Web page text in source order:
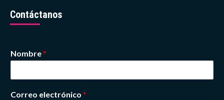
Contáctanos
Nombre*
Correo electrónico *